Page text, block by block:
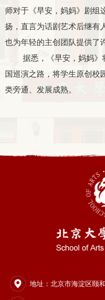
师对于《早安，妈妈》剧组
扬，直言为话剧艺术后继有
也为年轻的主创团队提供了
据悉，《早安，妈妈》
国巡演之路，将学生原创校
类旁通、发展成熟。
地址：北京市海淀区颐